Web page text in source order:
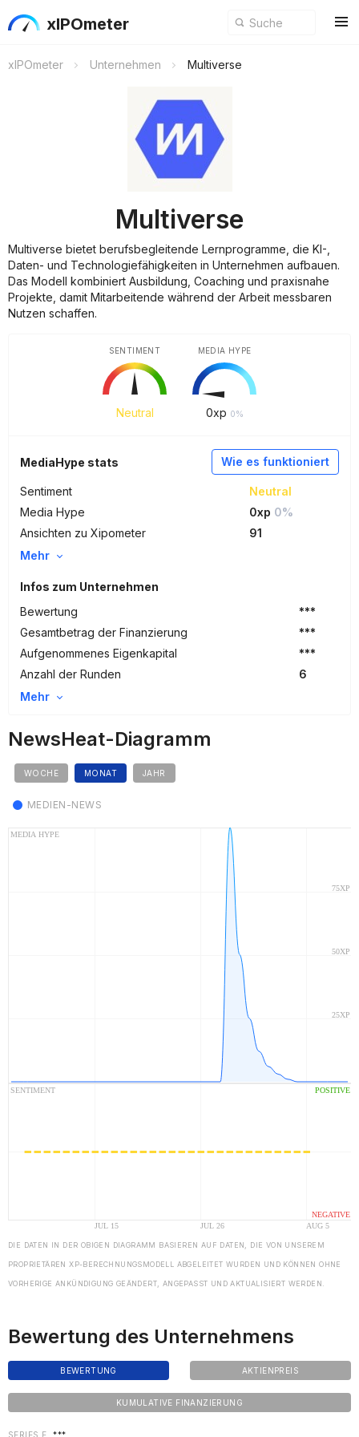
xIPOmeter
xIPOmeter Unternehmen Multiverse
Multiverse
Multiverse bietet berufsbegleitende Lernprogramme, die KI-,
Daten- und Technologiefähigkeiten in Unternehmen aufbauen.
Das Modell kombiniert Ausbildung, Coaching und praxisnahe
Projekte, damit Mitarbeitende während der Arbeit messbaren
Nutzen schaffen.
Neutral
SENTIMENT
0xp 0%
MEDIA HYPE
Wie es funktioniert
MediaHype stats
Sentiment
Neutral
Media Hype
0xp 0%
Ansichten zu Xipometer
91
Mehr
Infos zum Unternehmen
Bewertung
***
Gesamtbetrag der Finanzierung
***
Aufgenommenes Eigenkapital
***
Anzahl der Runden
6
Mehr
NewsHeat-Diagramm
WOCHE MONAT JAHR
MEDIEN-NEWS
DIE DATEN IN DER OBIGEN DIAGRAMM BASIEREN AUF DATEN, DIE VON UNSEREM
PROPRIETÄREN XP-BERECHNUNGSMODELL ABGELEITET WURDEN UND KÖNNEN OHNE
VORHERIGE ANKÜNDIGUNG GEÄNDERT, ANGEPASST UND AKTUALISIERT WERDEN.
Bewertung des Unternehmens
BEWERTUNG AKTIENPREIS
KUMULATIVE FINANZIERUNG
SERIES E ***